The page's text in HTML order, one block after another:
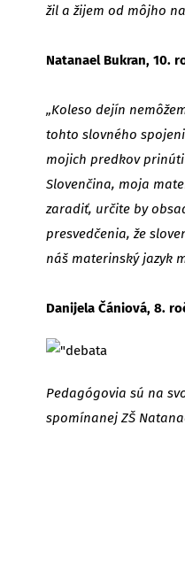
žil a žijem od môjho
Natanael Bukran, 10.
„Koleso dejín
tohto slovného
mojich predkov
Slovenčina, moja
zaradiť, určite by
presvedčenia, že
náš materinský jazyk
Danijela Čániová, 8.
Pedagógovia sú na
spomínanej ZŠ